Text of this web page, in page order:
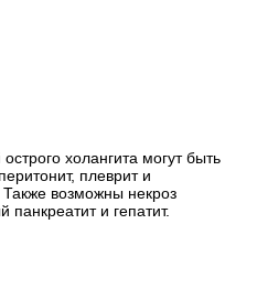
холангита могут быть
плеврит и
возможны некроз
и гепатит.